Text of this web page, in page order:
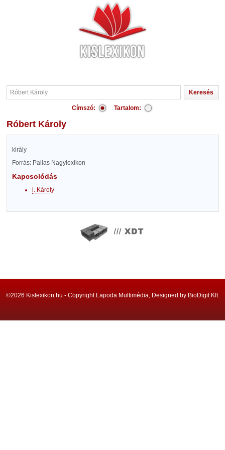
Címszó: Tartalom:
Róbert Károly
király
Forrás: Pallas Nagylexikon
Kapcsolódás
l. Károly
©2026 Kislexikon.hu - Copyright Lapoda Multimédia, Designed by BioDigit Kft.